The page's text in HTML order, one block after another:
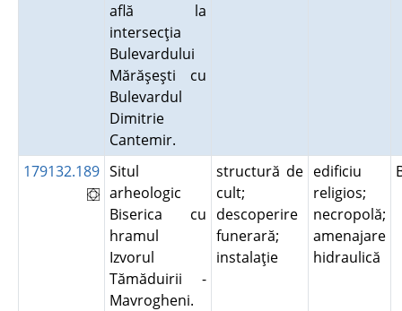
află la
intersecţia
Bulevardului
Mărăşeşti cu
Bulevardul
Dimitrie
Cantemir.
179132.189 Situl
arheologic
Biserica cu
hramul
Izvorul
Tămăduirii -
Mavrogheni.
structură de
cult;
descoperire
funerară;
instalaţie
edificiu
religios;
necropolă;
amenajare
hidraulică